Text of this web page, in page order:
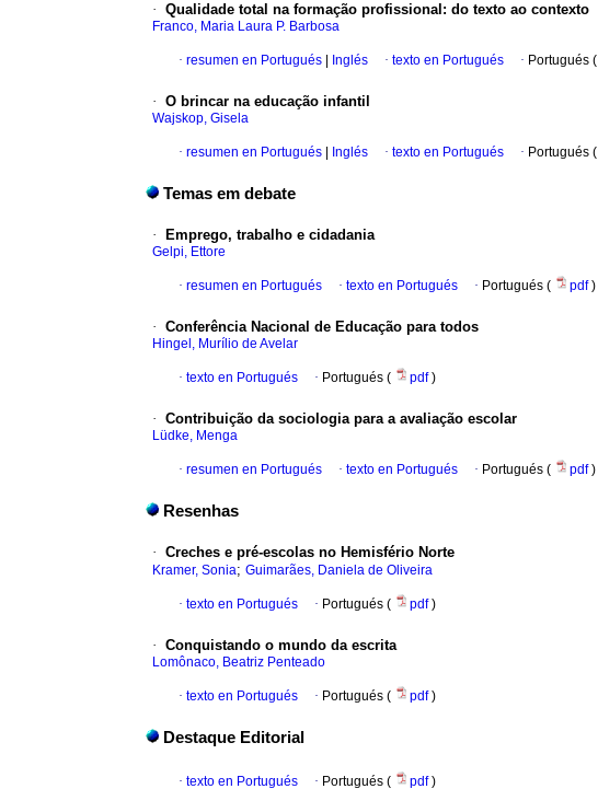
· Qualidade total na formação profissional: do texto ao contexto
Franco, Maria Laura P. Barbosa
· resumen en Portugués Inglés · texto en Portugués · Portugués (
· O brincar na educação infantil
Wajskop, Gisela
· resumen en Portugués Inglés · texto en Portugués · Portugués (
Temas em debate
· Emprego, trabalho e cidadania
Gelpi, Ettore
· resumen en Portugués · texto en Portugués · Portugués ( pdf)
· Conferência Nacional de Educação para todos
Hingel, Murílio de Avelar
· texto en Portugués · Portugués ( pdf)
· Contribuição da sociologia para a avaliação escolar
Lüdke, Menga
· resumen en Portugués · texto en Portugués · Portugués ( pdf)
Resenhas
· Creches e pré-escolas no Hemisfério Norte
Kramer, Sonia; Guimarães, Daniela de Oliveira
· texto en Portugués · Portugués ( pdf)
· Conquistando o mundo da escrita
Lomônaco, Beatriz Penteado
· texto en Portugués · Portugués ( pdf)
Destaque Editorial
· texto en Portugués · Portugués ( pdf)